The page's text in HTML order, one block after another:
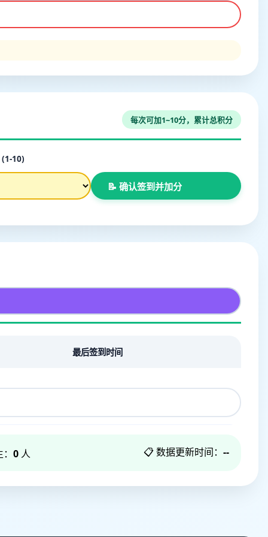
每次可加1~10分，累计总积分
(1-10)
📝 确认签到并加分
最后签到时间
：0 人 📋 数据更新时间： --